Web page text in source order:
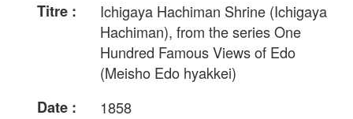
Titre :
Ichigaya Hachiman Shrine (Ichigaya
Hachiman), from the series One
Hundred Famous Views of Edo
(Meisho Edo hyakkei)
Date :
1858